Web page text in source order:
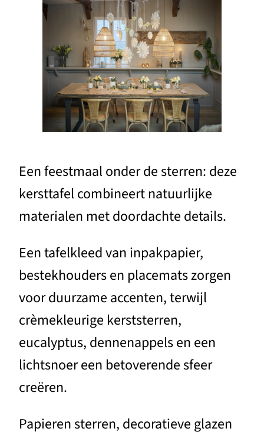
Een feestmaal onder de sterren: deze
kersttafel combineert natuurlijke
materialen met doordachte details.
Een tafelkleed van inpakpapier,
bestekhouders en placemats zorgen
voor duurzame accenten, terwijl
crèmekleurige kerststerren,
eucalyptus, dennenappels en een
lichtsnoer een betoverende sfeer
creëren.
Papieren sterren, decoratieve glazen